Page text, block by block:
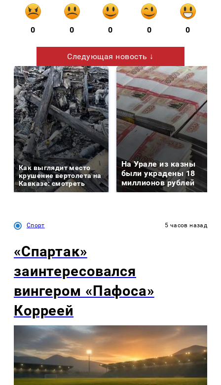
0 0 0 0 0
Следующая новость ↓
Как выглядит место
крушение вертолета на
Кавказе: смотреть
На Урале из казны
были украдены 18
миллионов рублей
Спорт 5 часов назад
«Спартак»
заинтересовался
вингером «Пафоса»
Корреей